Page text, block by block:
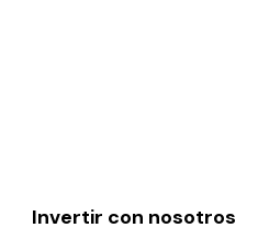
Invertir con nosotros